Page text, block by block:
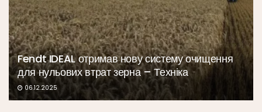
Fendt IDEAL отримав нову систему очищення
для нульових втрат зерна – Техніка
06.12.2025